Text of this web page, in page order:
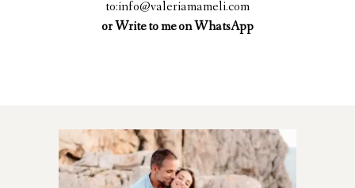
to:info@valeriamameli.com
or Write to me on WhatsApp